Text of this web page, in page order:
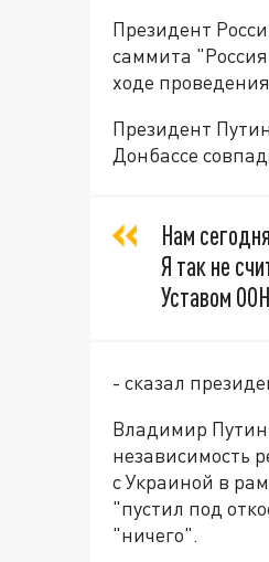
Президент
саммита
ходе
Президент
Донбассе
Нам
Я так не
Уставом
- сказал
Владимир Путин
независимость
с Украиной в
"пустил под
"ничего".